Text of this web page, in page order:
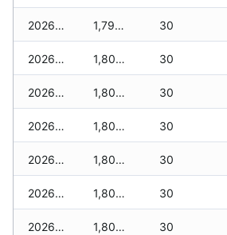
2026-03-02 1,790 zł 30
2026-03-01 1,800 zł 30
2026-02-27 1,800 zł 30
2026-02-26 1,800 zł 30
2026-02-25 1,800 zł 30
2026-02-24 1,800 zł 30
2026-02-23 1,800 zł 30